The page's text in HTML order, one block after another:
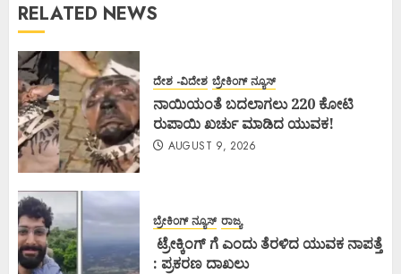
RELATED NEWS
ದೇಶ -ವಿದೇಶ ಬ್ರೇಕಿಂಗ್ ನ್ಯೂಸ್
ನಾಯಿಯಂತೆ ಬದಲಾಗಲು 220 ಕೋಟಿ
ರುಪಾಯಿ ಖರ್ಚು ಮಾಡಿದ ಯುವಕ!
AUGUST 9, 2026
ಬ್ರೇಕಿಂಗ್ ನ್ಯೂಸ್ ರಾಜ್ಯ
ಟ್ರೇಕ್ಕಿಂಗ್ ಗೆ ಎಂದು ತೆರಳಿದ ಯುವಕ ನಾಪತ್ತೆ
: ಪ್ರಕರಣ ದಾಖಲು